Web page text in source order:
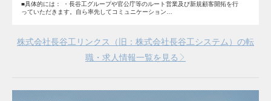
■具体的には： ・長谷工グループや官公庁等のルート営業及び新規顧客開拓を行
っていただきます。自ら率先してコミュニケーション…
株式会社長谷工リンクス（旧：株式会社長谷工システム）の転
職・求人情報一覧を見る